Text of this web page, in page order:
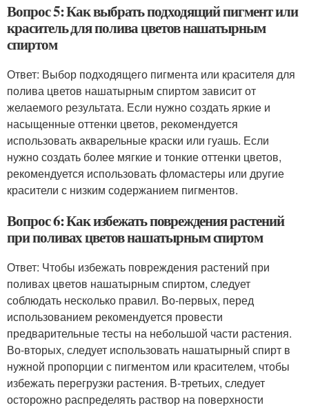
Вопрос 5: Как выбрать подходящий пигмент или
краситель для полива цветов нашатырным
спиртом
Ответ: Выбор подходящего пигмента или красителя для
полива цветов нашатырным спиртом зависит от
желаемого результата. Если нужно создать яркие и
насыщенные оттенки цветов, рекомендуется
использовать акварельные краски или гуашь. Если
нужно создать более мягкие и тонкие оттенки цветов,
рекомендуется использовать фломастеры или другие
красители с низким содержанием пигментов.
Вопрос 6: Как избежать повреждения растений
при поливах цветов нашатырным спиртом
Ответ: Чтобы избежать повреждения растений при
поливах цветов нашатырным спиртом, следует
соблюдать несколько правил. Во-первых, перед
использованием рекомендуется провести
предварительные тесты на небольшой части растения.
Во-вторых, следует использовать нашатырный спирт в
нужной пропорции с пигментом или красителем, чтобы
избежать перегрузки растения. В-третьих, следует
осторожно распределять раствор на поверхности